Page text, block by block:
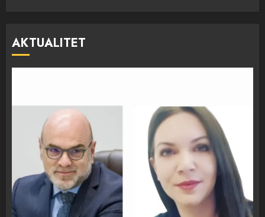
AKTUALITET